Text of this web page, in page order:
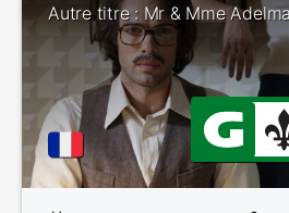
Autre titre : Mr & Mme